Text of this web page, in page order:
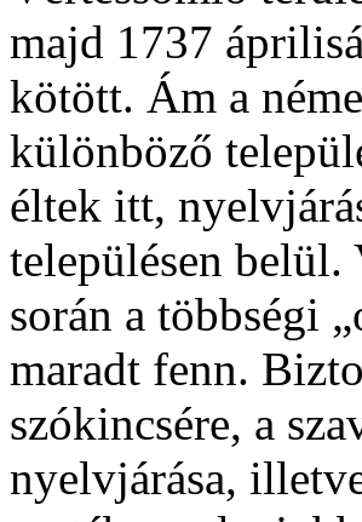
majd 1737
kötött. Ám a
különböző
éltek itt,
településen
során a többségi
maradt fenn.
szókincsére, a
nyelvjárása,